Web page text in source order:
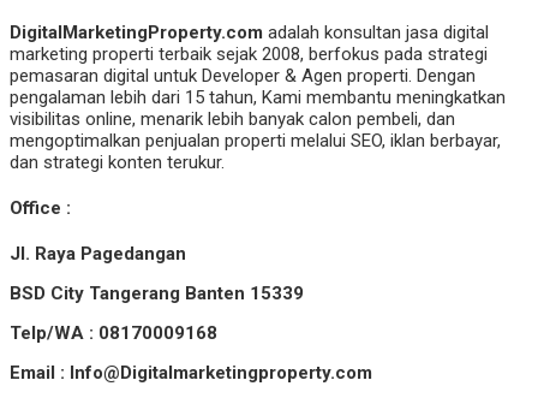
DigitalMarketingProperty.com adalah konsultan jasa digital
marketing properti terbaik sejak 2008, berfokus pada strategi
pemasaran digital untuk Developer & Agen properti. Dengan
pengalaman lebih dari 15 tahun, Kami membantu meningkatkan
visibilitas online, menarik lebih banyak calon pembeli, dan
mengoptimalkan penjualan properti melalui SEO, iklan berbayar,
dan strategi konten terukur.
Office :
Jl. Raya Pagedangan
BSD City Tangerang Banten 15339
Telp/WA : 08170009168
Email : Info@Digitalmarketingproperty.com